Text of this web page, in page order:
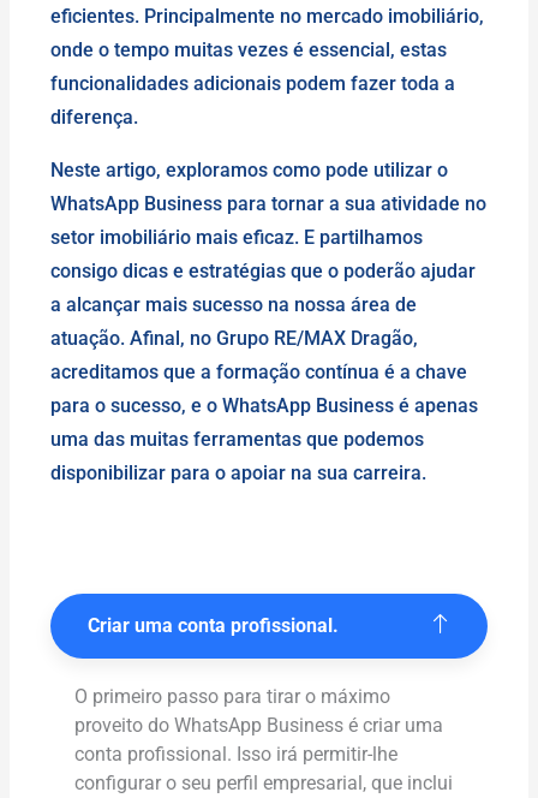
eficientes. Principalmente no mercado imobiliário,
onde o tempo muitas vezes é essencial, estas
funcionalidades adicionais podem fazer toda a
diferença.
Neste artigo, exploramos como pode utilizar o
WhatsApp Business para tornar a sua atividade no
setor imobiliário mais eficaz. E partilhamos
consigo dicas e estratégias que o poderão ajudar
a alcançar mais sucesso na nossa área de
atuação. Afinal, no Grupo RE/MAX Dragão,
acreditamos que a formação contínua é a chave
para o sucesso, e o WhatsApp Business é apenas
uma das muitas ferramentas que podemos
disponibilizar para o apoiar na sua carreira.
Criar uma conta profissional.
O primeiro passo para tirar o máximo
proveito do WhatsApp Business é criar uma
conta profissional. Isso irá permitir-lhe
configurar o seu perfil empresarial, que inclui